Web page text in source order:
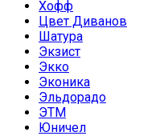
Хофф
Цвет Диванов
Шатура
Экзист
Экко
Эконика
Эльдорадо
ЭТМ
Юничел